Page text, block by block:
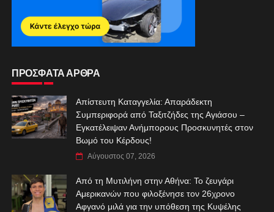
ΠΡΟΣΦΑΤΑ ΑΡΘΡΑ
Απίστευτη Καταγγελία: Απαράδεκτη
Συμπεριφορά από Ταξιτζήδες της Αγιάσου –
Εγκατέλειψαν Ανήμπορους Προσκυνητές στον
Βωμό του Κέρδους!
Αύγουστος 07, 2026
Από τη Μυτιλήνη στην Αθήνα: Το ζευγάρι
Αμερικανών που φιλοξένησε τον 26χρονο
Αφγανό μιλά για την υπόθεση της Κυψέλης